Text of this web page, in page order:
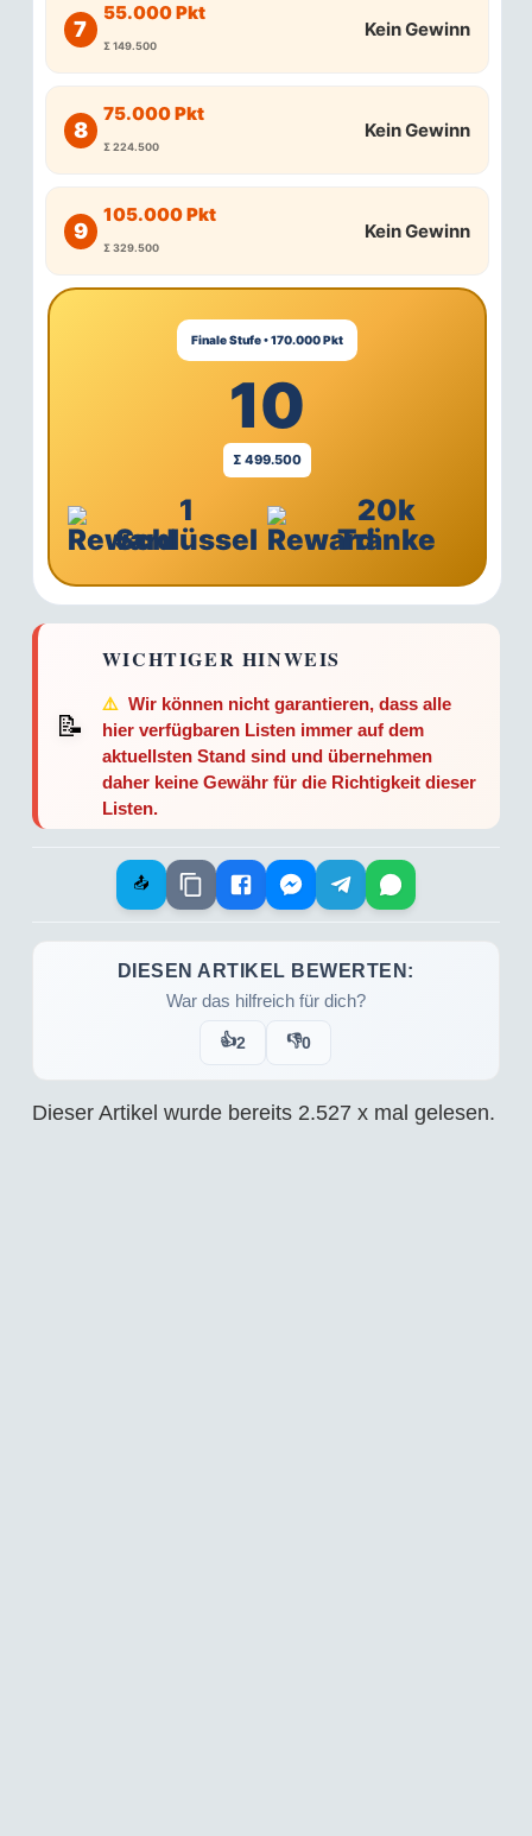
7
55.000 Pkt
Σ 149.500
Kein Gewinn
8
75.000 Pkt
Σ 224.500
Kein Gewinn
9
105.000 Pkt
Σ 329.500
Kein Gewinn
Finale Stufe • 170.000 Pkt
10
Σ 499.500
1
Schlüssel
20k
Tränke
📝
WICHTIGER HINWEIS
⚠️ Wir können nicht garantieren, dass alle
hier verfügbaren Listen immer auf dem
aktuellsten Stand sind und übernehmen
daher keine Gewähr für die Richtigkeit dieser
Listen.
📤
DIESEN ARTIKEL BEWERTEN:
War das hilfreich für dich?
👍2 👎0
Dieser Artikel wurde bereits 2.527 x mal gelesen.